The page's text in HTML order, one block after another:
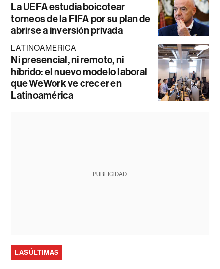
La UEFA estudia boicotear
torneos de la FIFA por su plan de
abrirse a inversión privada
LATINOAMÉRICA
Ni presencial, ni remoto, ni
híbrido: el nuevo modelo laboral
que WeWork ve crecer en
Latinoamérica
PUBLICIDAD
LAS ÚLTIMAS